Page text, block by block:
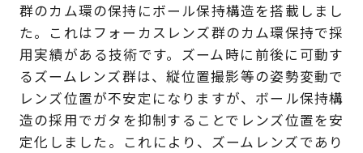
群のカム環の保持にボール保持構造を搭載しまし
た。これはフォーカスレンズ群のカム環保持で採
用実績がある技術です。ズーム時に前後に可動す
るズームレンズ群は、縦位置撮影等の姿勢変動で
レンズ位置が不安定になりますが、ボール保持構
造の採用でガタを抑制することでレンズ位置を安
定化しました。これにより、ズームレンズであり